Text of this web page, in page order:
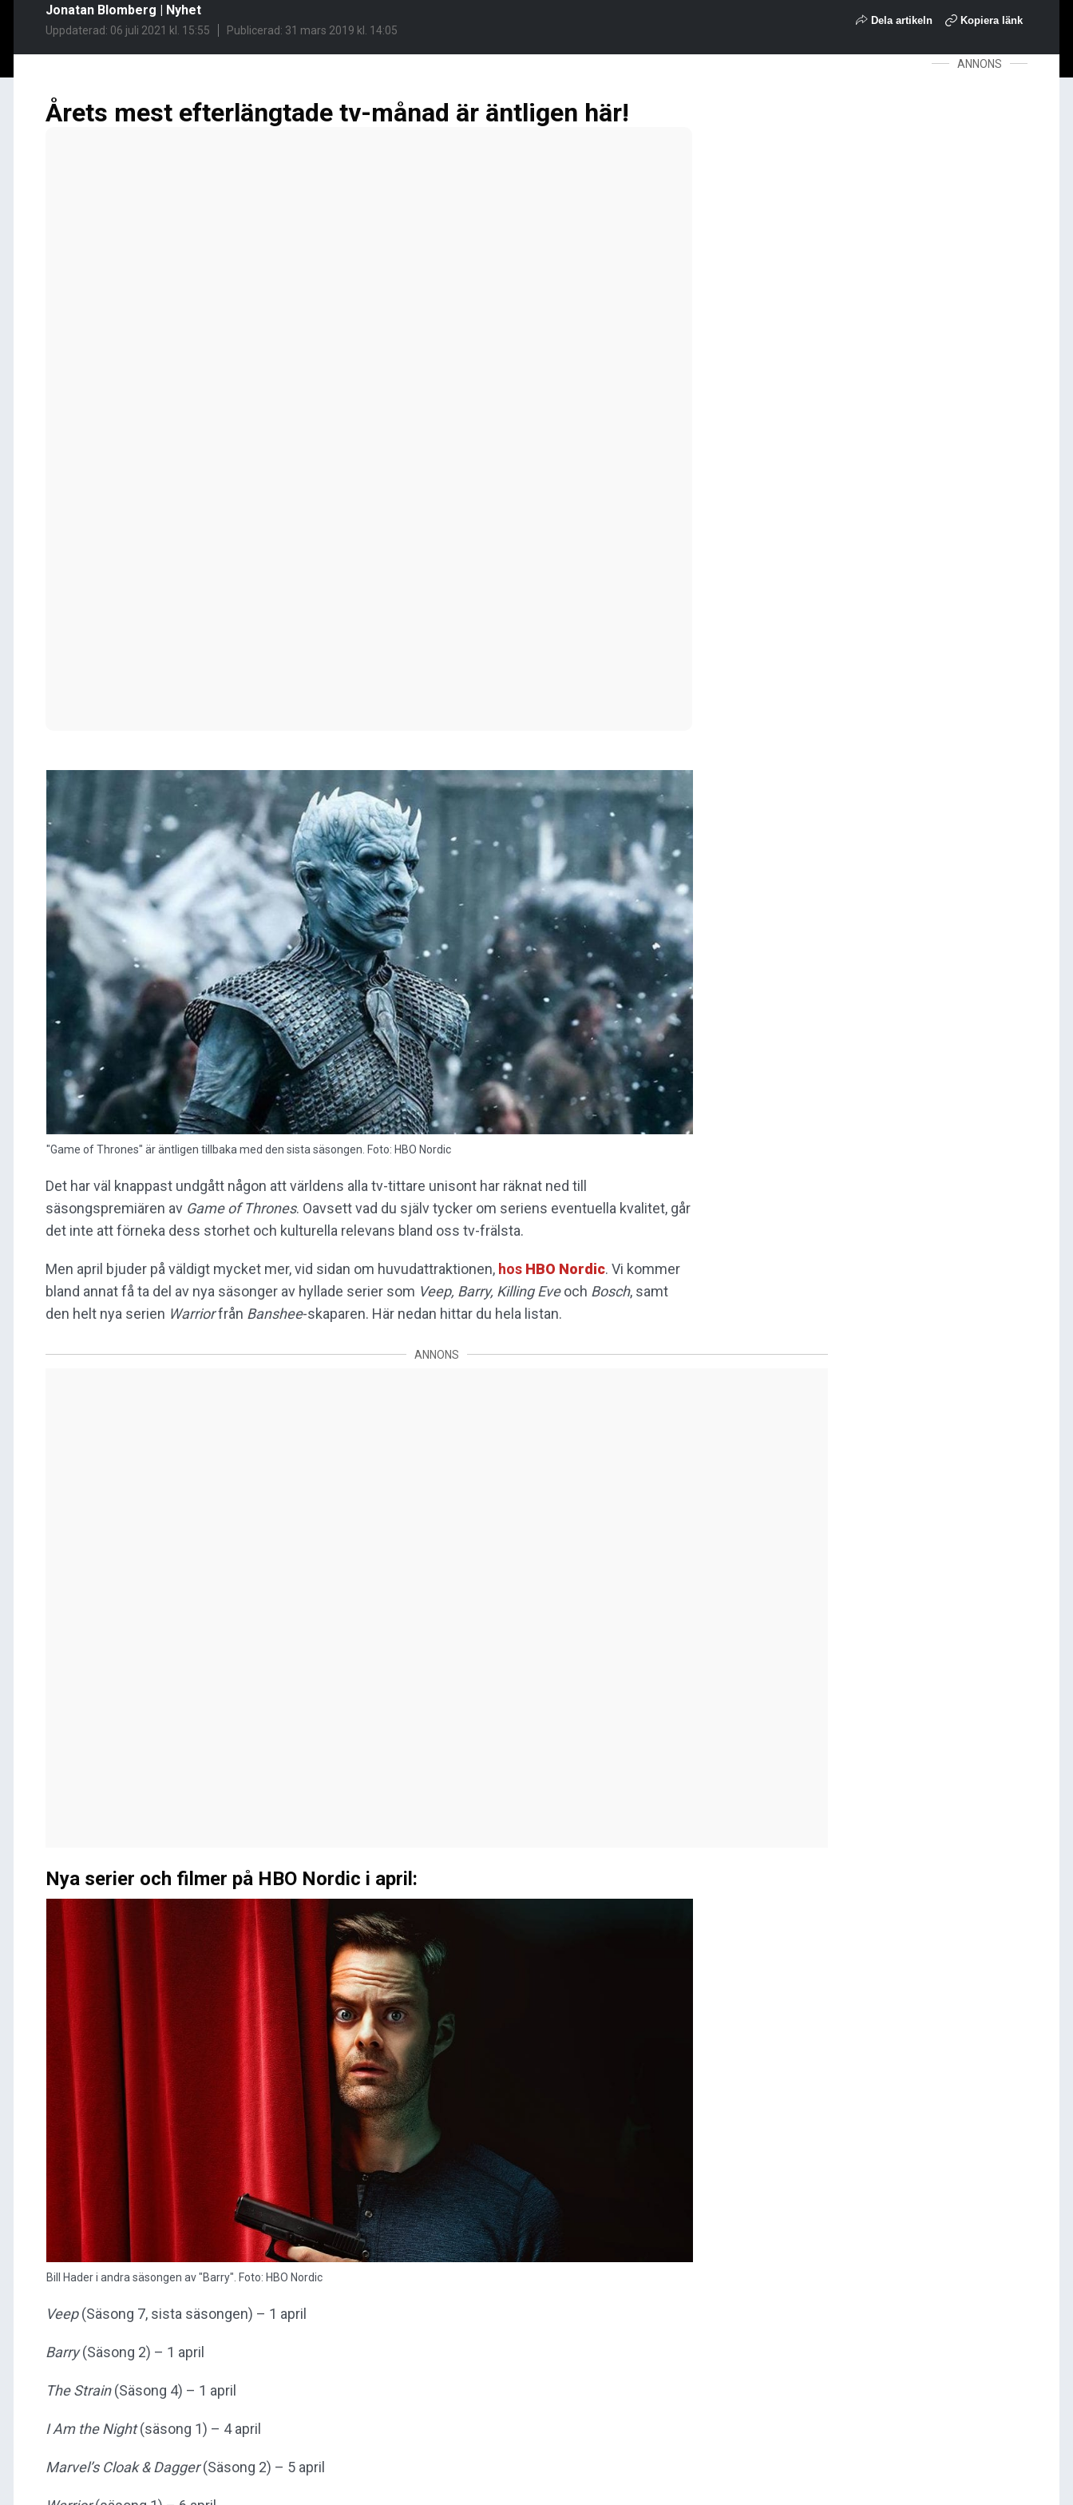
Jonatan Blomberg | Nyhet
Uppdaterad: 06 juli 2021 kl. 15:55 Publicerad: 31 mars 2019 kl. 14:05
Dela artikeln Kopiera länk
Årets mest efterlängtade tv-månad är äntligen här!
"Game of Thrones" är äntligen tillbaka med den sista säsongen. Foto: HBO Nordic
Det har väl knappast undgått någon att världens alla tv-tittare unisont har räknat ned till
säsongspremiären av Game of Thrones. Oavsett vad du själv tycker om seriens eventuella kvalitet, går
det inte att förneka dess storhet och kulturella relevans bland oss tv-frälsta.
Men april bjuder på väldigt mycket mer, vid sidan om huvudattraktionen, hos HBO Nordic. Vi kommer
bland annat få ta del av nya säsonger av hyllade serier som Veep, Barry, Killing Eveoch Bosch, samt
den helt nya serien Warriorfrån Banshee-skaparen. Här nedan hittar du hela listan.
ANNONS
Nya serier och filmer på HBO Nordic i april:
Bill Hader i andra säsongen av "Barry". Foto: HBO Nordic
Veep(Säsong 7, sista säsongen) – 1 april
Barry(Säsong 2) – 1 april
The Strain(Säsong 4) – 1 april
I Am the Night(säsong 1) – 4 april
Marvel’s Cloak & Dagger(Säsong 2) – 5 april
ANNONS